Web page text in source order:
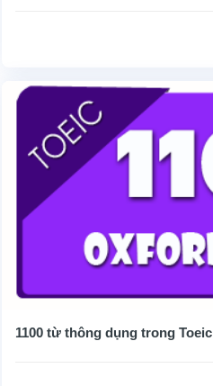
1100 từ thông dụng trong Toeic